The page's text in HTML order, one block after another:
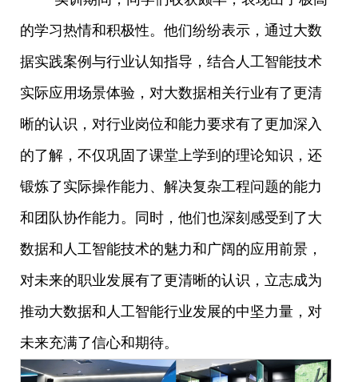
的学习热情和积极性。他们纷纷表示，通过大数
据实践案例与行业认知指导，结合人工智能技术
实际应用场景体验，对大数据相关行业有了更清
晰的认识，对行业岗位和能力要求有了更加深入
的了解，不仅巩固了课堂上学到的理论知识，还
锻炼了实际操作能力、解决复杂工程问题的能力
和团队协作能力。同时，他们也深刻感受到了大
数据和人工智能技术的魅力和广阔的应用前景，
对未来的职业发展有了更清晰的认识，立志成为
推动大数据和人工智能行业发展的中坚力量，对
未来充满了信心和期待。